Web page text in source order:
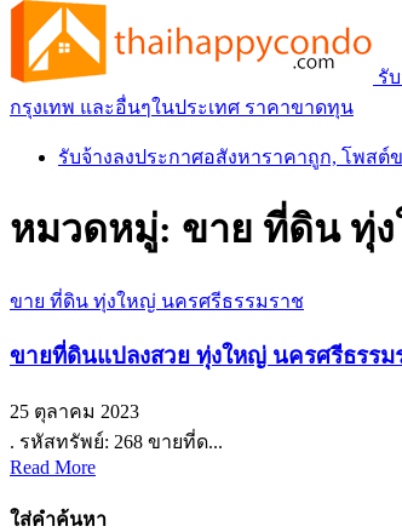
รั
กรุงเทพ และอื่นๆในประเทศ ราคาขาดทุน
รับจ้างลงประกาศอสังหาราคาถูก, โพส
หมวดหมู่: ขาย ที่ดิน ทุ่
ขาย ที่ดิน ทุ่งใหญ่ นครศรีธรรมราช
ขายที่ดินแปลงสวย ทุ่งใหญ่ นครศรีธรร
25 ตุลาคม 2023
. รหัสทรัพย์: 268 ขายที่ด...
Read More
ใส่คำค้นหา